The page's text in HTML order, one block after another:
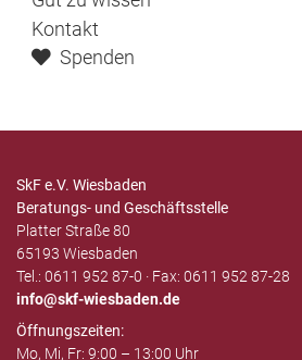
Kontakt
Spenden
SkF e.V. Wiesbaden
Beratungs- und Geschäftsstelle
Platter Straße 80
65193 Wiesbaden
Tel.: 0611 952 87-0 · Fax: 0611 952 87-28
info
skf-wiesbaden.de
Öffnungszeiten:
Mo, Mi, Fr: 9:00 – 13:00 Uhr